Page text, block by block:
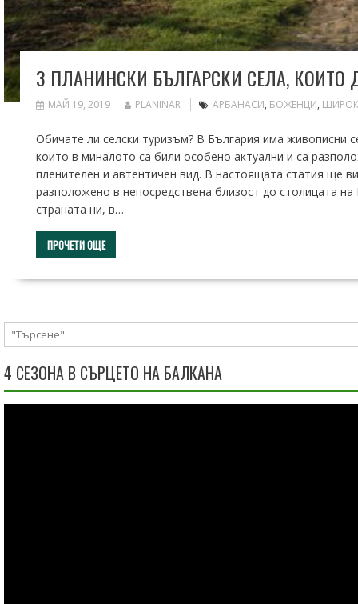
3 ПЛАНИНСКИ БЪЛГАРСКИ СЕЛА, КОИТО
МАЙ 19, 2019 PLANINAR АРБАНАСИ, БОЖЕНЦИ,
Обичате ли селски туризъм? В България има живописни
които в миналото са били особено актуални и са
пленителен и автентичен вид. В настоящата статия ще
разположено в непосредствена близост до столицата
страната ни, в…
ПРОЧЕТИ ОЩЕ
4 СЕЗОНА В СЪРЦЕТО НА БАЛКАНА